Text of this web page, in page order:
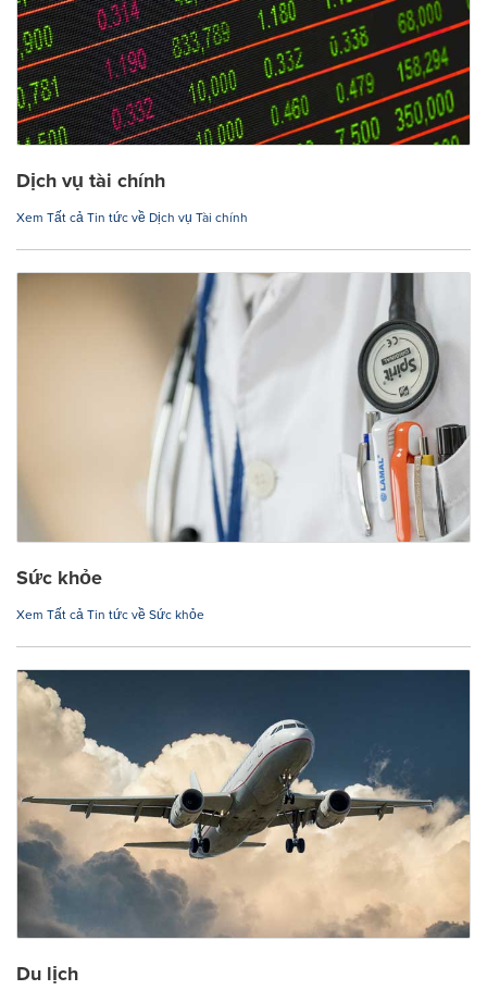
Dịch vụ tài chính
Xem Tất cả Tin tức về Dịch vụ Tài chính
Sức khỏe
Xem Tất cả Tin tức về Sức khỏe
Du lịch